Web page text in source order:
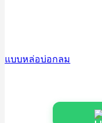
แบบหล่อบ่อกลม